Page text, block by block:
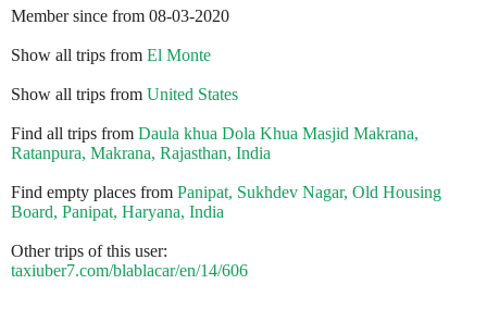
Member since from 08-03-2020
Show all trips from El Monte
Show all trips from United States
Find all trips from Daula khua Dola Khua Masjid Makrana,
Ratanpura, Makrana, Rajasthan, India
Find empty places from Panipat, Sukhdev Nagar, Old Housing
Board, Panipat, Haryana, India
Other trips of this user:
taxiuber7.com/blablacar/en/14/606